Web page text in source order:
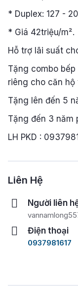
* Duplex: 127 -
* Giá 42triệu/m².
Hỗ trợ lãi suất
Tặng combo
riêng cho căn hộ
Tặng lên đến 5
Tặng đến 3 năm
LH PKD :
Liên Hệ
Người liên
Điện thoại
0937981617